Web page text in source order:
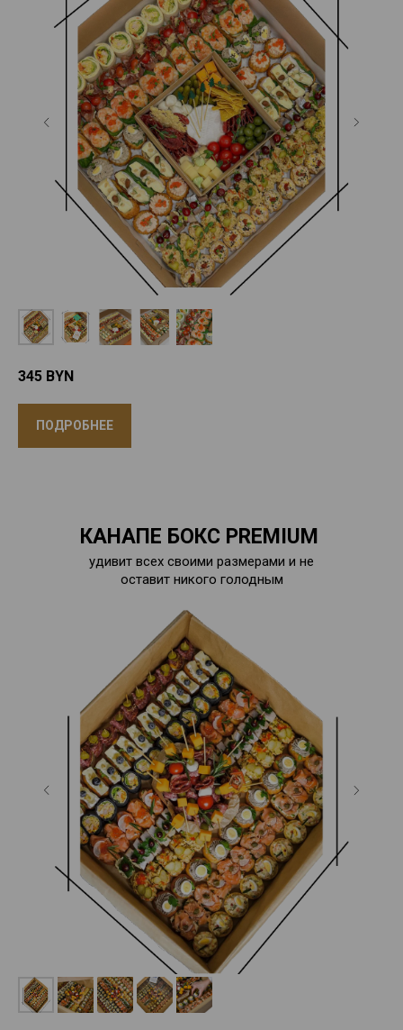
345 BYN
ПОДРОБНЕЕ
КАНАПЕ БОКС PREMIUM
удивит всех своими размерами и не
оставит никого голодным